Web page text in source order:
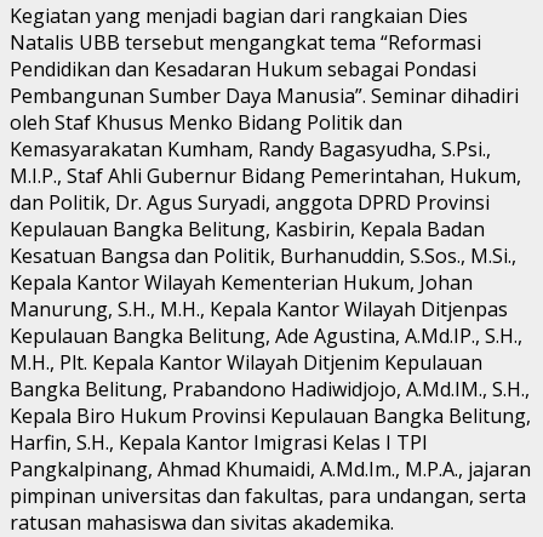
Kegiatan yang menjadi bagian dari rangkaian Dies
Natalis UBB tersebut mengangkat tema “Reformasi
Pendidikan dan Kesadaran Hukum sebagai Pondasi
Pembangunan Sumber Daya Manusia”. Seminar dihadiri
oleh Staf Khusus Menko Bidang Politik dan
Kemasyarakatan Kumham, Randy Bagasyudha, S.Psi.,
M.I.P., Staf Ahli Gubernur Bidang Pemerintahan, Hukum,
dan Politik, Dr. Agus Suryadi, anggota DPRD Provinsi
Kepulauan Bangka Belitung, Kasbirin, Kepala Badan
Kesatuan Bangsa dan Politik, Burhanuddin, S.Sos., M.Si.,
Kepala Kantor Wilayah Kementerian Hukum, Johan
Manurung, S.H., M.H., Kepala Kantor Wilayah Ditjenpas
Kepulauan Bangka Belitung, Ade Agustina, A.Md.IP., S.H.,
M.H., Plt. Kepala Kantor Wilayah Ditjenim Kepulauan
Bangka Belitung, Prabandono Hadiwidjojo, A.Md.IM., S.H.,
Kepala Biro Hukum Provinsi Kepulauan Bangka Belitung,
Harfin, S.H., Kepala Kantor Imigrasi Kelas I TPI
Pangkalpinang, Ahmad Khumaidi, A.Md.Im., M.P.A., jajaran
pimpinan universitas dan fakultas, para undangan, serta
ratusan mahasiswa dan sivitas akademika.